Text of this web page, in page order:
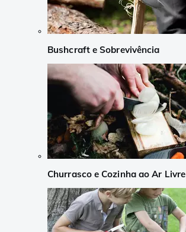
Bushcraft e Sobrevivência
Churrasco e Cozinha ao Ar Livre